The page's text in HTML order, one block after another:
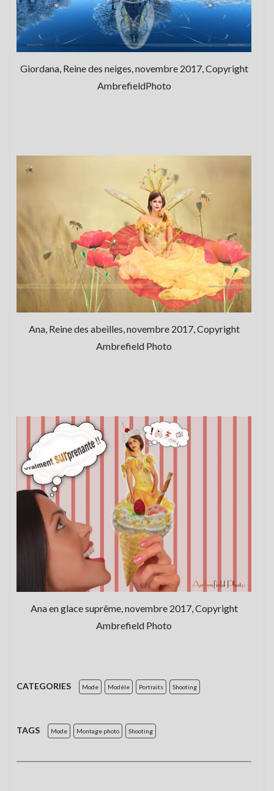
Giordana, Reine des neiges, novembre 2017, Copyright
AmbrefieldPhoto
Ana, Reine des abeilles, novembre 2017, Copyright
Ambrefield Photo
Ana en glace suprême, novembre 2017, Copyright
Ambrefield Photo
CATEGORIES Mode Modèle Portraits Shooting
TAGS Mode Montage photo Shooting